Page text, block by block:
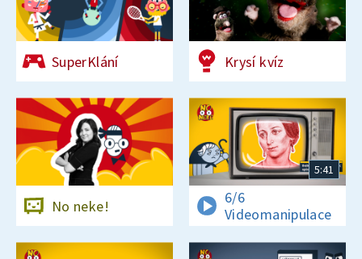
SuperKlání Krysí kvíz
No neke!
5:41
6/6
Videomanipulace